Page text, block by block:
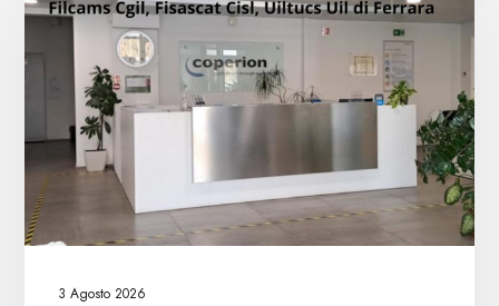
il
confronto
si
Regione
3 Agosto 2026